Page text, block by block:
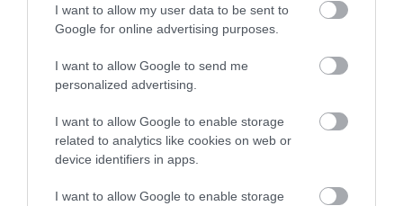
I want to allow my user data to be sent to
Google for online advertising purposes.
I want to allow Google to send me
personalized advertising.
I want to allow Google to enable storage
related to analytics like cookies on web or
device identifiers in apps.
I want to allow Google to enable storage
AMIKÉRT ÉRDEMES MEGNÉZNI
2026. augusztus 08 Promóció
TÖBB MINT EGY HÓNAP IS LEHET, MIRE
TELJESEN ÚJRAINDUL A P...